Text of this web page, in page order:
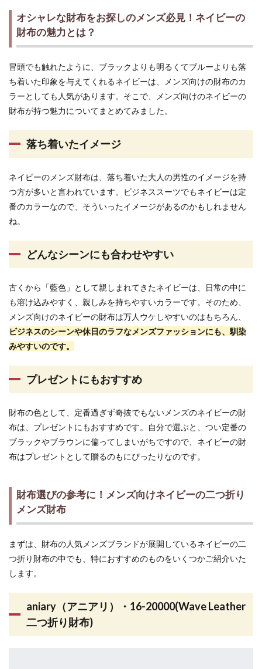
オシャレな財布をお探しのメンズ必見！ネイビーの
財布の魅力とは？
冒頭でも触れたように、ブラックよりも明るくてブルーよりも落
ち着いた印象を与えてくれるネイビーは、メンズ向けの財布のカ
ラーとしても人気があります。そこで、メンズ向けのネイビーの
財布が持つ魅力についてまとめてみました。
落ち着いたイメージ
ネイビーのメンズ財布は、落ち着いた大人の男性のイメージを持
つ方が多いと言われています。ビジネススーツでもネイビーは定
番のカラーなので、そういったイメージがあるのかもしれません
ね。
どんなシーンにも合わせやすい
古くから「藍色」として親しまれてきたネイビーは、日常の中に
も溶け込みやすく、親しみを持ちやすいカラーです。そのため、
メンズ向けのネイビーの財布は万人ウケしやすいのはもちろん、
ビジネスのシーンや休日のラフなメンズファッションにも、馴染
みやすいのです。
プレゼントにもおすすめ
財布の色として、定番過ぎず奇抜でもないメンズのネイビーの財
布は、プレゼントにもおすすめです。自分で選ぶと、つい定番の
ブラックやブラウンに偏ってしまいがちですので、ネイビーの財
布はプレゼントとして贈るのもにぴったりなのです。
財布選びの参考に！メンズ向けネイビーの二つ折り
メンズ財布
まずは、財布の人気メンズブランドが展開しているネイビーの二
つ折り財布の中でも、特におすすめのものをいくつかご紹介いた
します。
aniary（アニアリ）・16-20000(Wave Leather
二つ折り財布)